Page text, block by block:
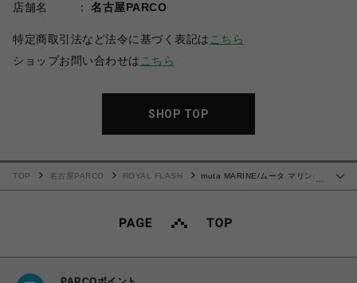
店舗名
名古屋PARCO
特定商取引法など法令に基づく表記は こちら
ショップお問い合わせは こちら
SHOP TOP
…
TOP 名古屋PARCO ROYAL FLASH
muta MARINE/ムータ マリン/ラ